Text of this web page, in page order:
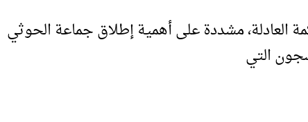
العادلة، مشددة على أهمية إطلاق جماعة الحوثي
التي